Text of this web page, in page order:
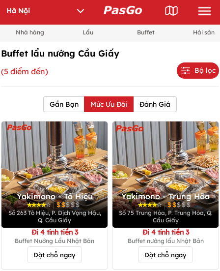
Nhà hàng Lẩu Buffet Hải sản
Buffet lẩu nướng Cầu Giấy
(5 điểm đến) Bộ lọc
Gần Bạn Mức Ưu Đãi Đánh Giá
Yakimono - Tô Hiệu
|
Số 263 Tô Hiệu, P. Dịch Vọng Hậu,
Q. Cầu Giấy
Đi 4 tính tiền 3
Buffet Nướng Lẩu Nhật Bản
Đặt chỗ ngay
Yakimono - Trung Hòa
|
Số 75 Trung Hòa, P. Trung Hòa, Q.
Cầu Giấy
Đi 4 tính tiền 3
Buffet nướng lẩu Nhật Bản
Đặt chỗ ngay